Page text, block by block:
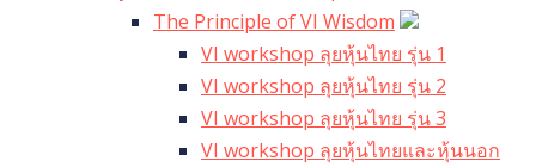
The Principle of VI Wisdom
VI workshop ลุยหุ้นไทย รุ่น 1
VI workshop ลุยหุ้นไทย รุ่น 2
VI workshop ลุยหุ้นไทย รุ่น 3
VI workshop ลุยหุ้นไทยและหุ้นนอก